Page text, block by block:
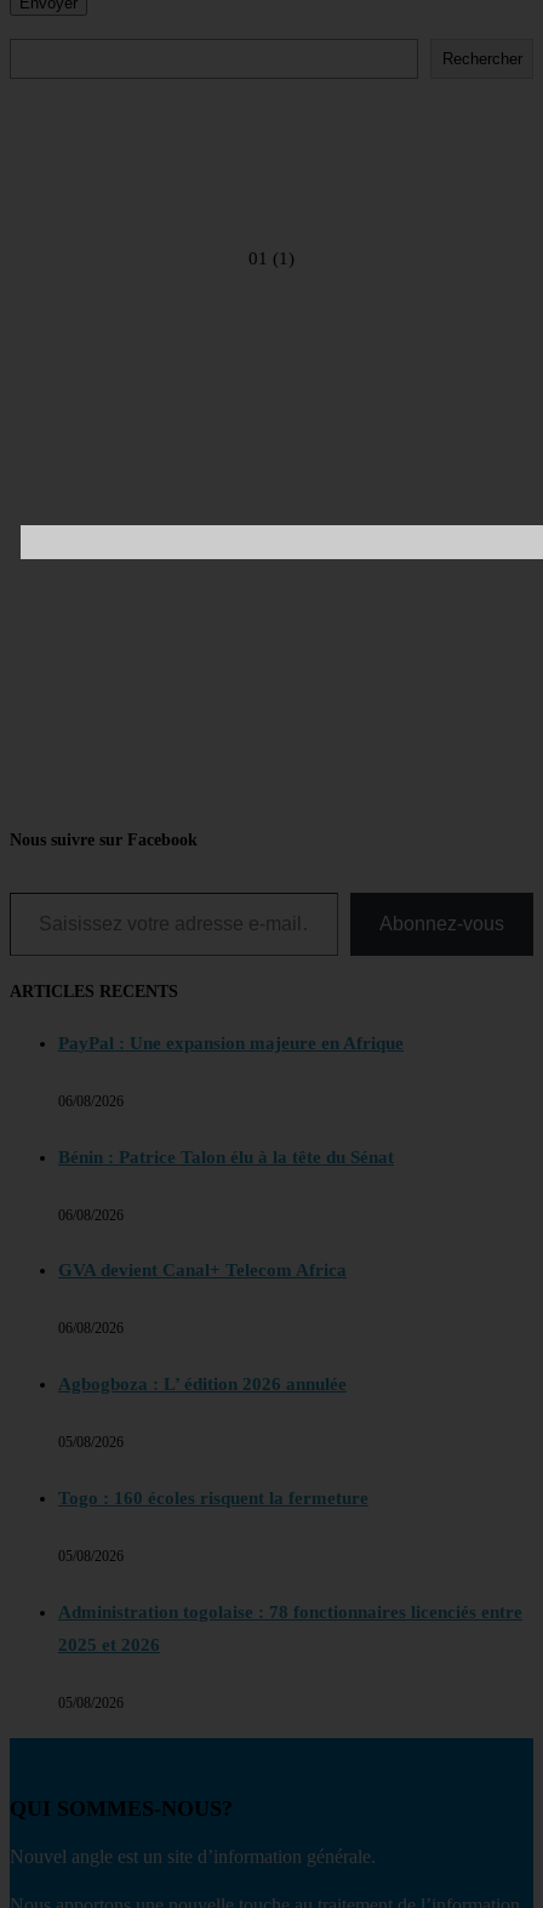
Rechercher
01 (1)
Nous suivre sur Facebook
Saisissez votre adresse e-mail…
Abonnez-vous
ARTICLES RECENTS
PayPal : Une expansion majeure en Afrique
06/08/2026
Bénin : Patrice Talon élu à la tête du Sénat
06/08/2026
GVA devient Canal+ Telecom Africa
06/08/2026
Agbogboza : L’ édition 2026 annulée
05/08/2026
Togo : 160 écoles risquent la fermeture
05/08/2026
Administration togolaise : 78 fonctionnaires licenciés entre
2025 et 2026
05/08/2026
QUI SOMMES-NOUS?
Nouvel angle est un site d’information générale.